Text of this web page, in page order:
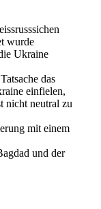
wurde
Ukraine
das
einfielen,
nicht neutral zu
mit einem
und der